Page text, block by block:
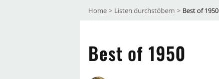
Home Listen durchstöbern Best of 1950
Best of 1950